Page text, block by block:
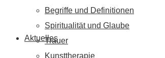
Aktuelles
Begriffe und Definitionen
Spiritualität und Glaube
Trauer
Kunsttherapie